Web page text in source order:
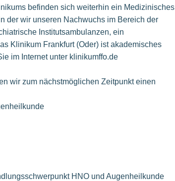
befinden sich weiterhin ein Medizinisches
der wir unseren Nachwuchs im Bereich der
Institutsambulanzen, ein
Klinikum Frankfurt (Oder) ist akademisches
im Internet unter klinikumffo.de
wir zum nächstmöglichen Zeitpunkt einen
HNO und Augenheilkunde